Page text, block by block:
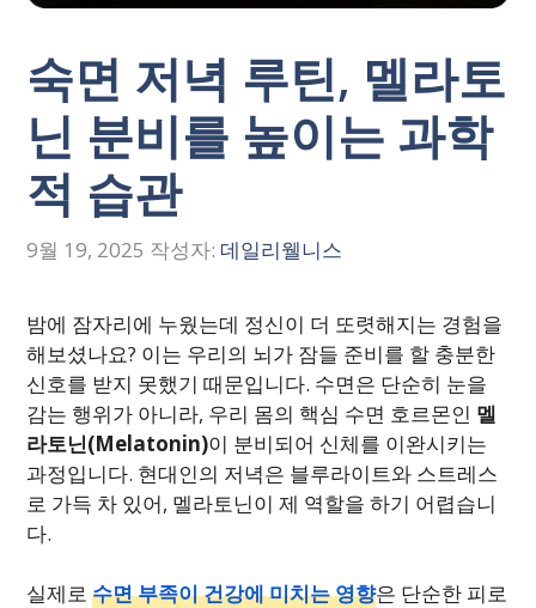
숙면 저녁 루틴, 멜라토
닌 분비를 높이는 과학
적 습관
9월 19, 2025 작성자: 데일리웰니스
밤에 잠자리에 누웠는데 정신이 더 또렷해지는 경험을
해보셨나요? 이는 우리의 뇌가 잠들 준비를 할 충분한
신호를 받지 못했기 때문입니다. 수면은 단순히 눈을
감는 행위가 아니라, 우리 몸의 핵심 수면 호르몬인 멜
라토닌(Melatonin)이 분비되어 신체를 이완시키는
과정입니다. 현대인의 저녁은 블루라이트와 스트레스
로 가득 차 있어, 멜라토닌이 제 역할을 하기 어렵습니
다.
실제로 수면 부족이 건강에 미치는 영향은 단순한 피로